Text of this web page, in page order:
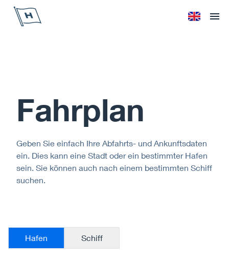
Höegh Autoliners
Sprache
Fahrplan
Geben Sie einfach Ihre Abfahrts- und Ankunftsdaten
ein. Dies kann eine Stadt oder ein bestimmter Hafen
sein. Sie können auch nach einem bestimmten Schiff
suchen.
Hafen Schiff